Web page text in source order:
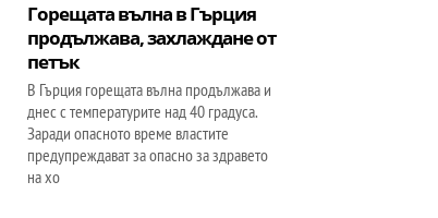
Горещата вълна в Гърция
продължава, захлаждане от
петък
В Гърция горещата вълна продължава и
днес с температурите над 40 градуса.
Заради опасното време властите
предупреждават за опасно за здравето
на хо